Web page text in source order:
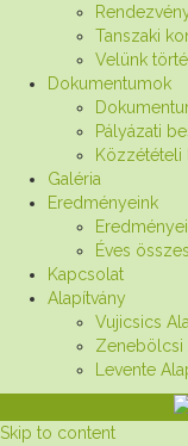
Tanszaki
Velünk
Dokumentumok
Pályázati
Közzétételi
Galéria
Eredményeink
Éves
Kapcsolat
Alapítvány
Vujicsics
Zenebölcsi
Levente
Skip to content